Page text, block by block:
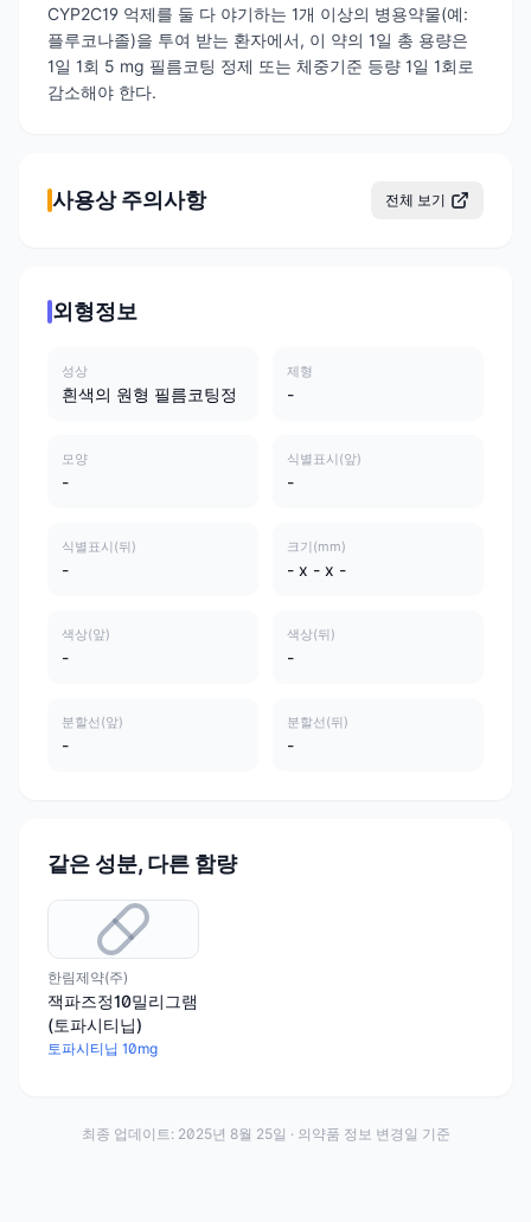
CYP2C19 억제를 둘 다 야기하는 1개 이상의 병용약물(예:
플루코나졸)을 투여 받는 환자에서, 이 약의 1일 총 용량은
1일 1회 5 mg 필름코팅 정제 또는 체중기준 등량 1일 1회로
감소해야 한다.
사용상 주의사항 전체 보기
외형정보
성상
흰색의 원형 필름코팅정
제형
-
모양
-
식별표시(앞)
-
식별표시(뒤)
-
크기(mm)
- x - x -
색상(앞)
-
색상(뒤)
-
분할선(앞)
-
분할선(뒤)
-
같은 성분, 다른 함량
한림제약(주)
잭파즈정10밀리그램
(토파시티닙)
토파시티닙 10mg
최종 업데이트: 2025년 8월 25일 · 의약품 정보 변경일 기준